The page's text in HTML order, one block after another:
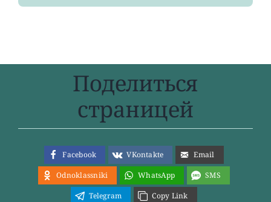
Поделиться
страницей
Facebook VKontakte
Email
Odnoklassniki
WhatsApp
SMS
Telegram
Copy Link